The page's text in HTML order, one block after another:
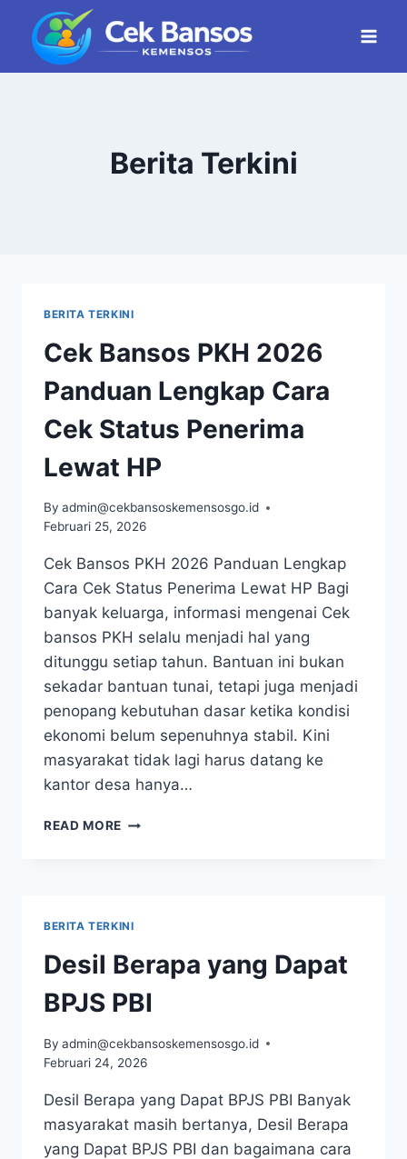
content
Berita Terkini
BERITA TERKINI
Cek Bansos PKH 2026
Panduan Lengkap Cara
Cek Status Penerima
Lewat HP
By admin@cekbansoskemensosgo.id
Februari 25, 2026
Cek Bansos PKH 2026 Panduan Lengkap
Cara Cek Status Penerima Lewat HP Bagi
banyak keluarga, informasi mengenai Cek
bansos PKH selalu menjadi hal yang
ditunggu setiap tahun. Bantuan ini bukan
sekadar bantuan tunai, tetapi juga menjadi
penopang kebutuhan dasar ketika kondisi
ekonomi belum sepenuhnya stabil. Kini
masyarakat tidak lagi harus datang ke
kantor desa hanya…
READ MORE CEK
CEK
STATUS
PENERIMA
LEWAT
BERITA TERKINI
Desil Berapa yang Dapat
BPJS PBI
By admin@cekbansoskemensosgo.id
Februari 24, 2026
Desil Berapa yang Dapat BPJS PBI Banyak
masyarakat masih bertanya, Desil Berapa
yang Dapat BPJS PBI dan bagaimana cara